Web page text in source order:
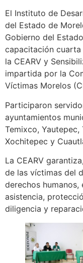
El Instituto de
del Estado de
Gobierno del
capacitación cuarta
la CEARV y
impartida por la
Víctimas Morelos
Participaron
ayuntamientos
Temixco, Yautepec,
Xochitepec y
La CEARV
de las víctimas del
derechos humanos,
asistencia,
diligencia y